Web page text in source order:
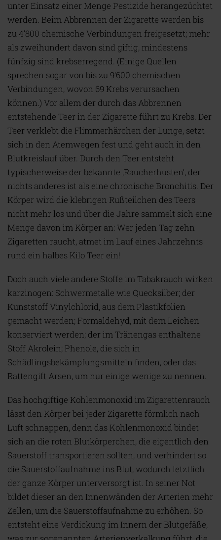
unter Einsatz einer Menge Pestizide herangezüchtet
werden. Beim Abbrennen der Zigarette werden bis
zu 4‘800 chemische Verbindungen freigesetzt; mehr
als zweihundert davon sind giftig, mindestens
fünfzig sind krebserregend. (Einige Quellen
sprechen sogar von bis zu 9‘600 chemischen
Verbindungen, wovon 69 Krebs verursachen
können.) Vor allem der durch das Abbrennen
entstehende Teer in der Zigarette führt zu Krebs. Der
Teer verklebt die Flimmerhärchen der Lunge, setzt
sich in den Atemwegen fest und geht auch in den
Blutkreislauf über. Durch den Teer entsteht
typischerweise der bekannte ‚Raucherhusten‘, der
nichts anderes ist als eine chronische Bronchitis. Der
Körper wird die klebrigen Rußteilchen des Teers
nicht mehr los und über die Jahre sammelt sich eine
Menge davon im Körper an: Wer jeden Tag zehn
Zigaretten raucht, atmet im Lauf eines Jahrzehnts
rund ein halbes Kilo Teer ein!
Doch auch viele andere Stoffe im Tabakrauch wirken
karzinogen: Schwermetalle wie Quecksilber; der
Kunststoff Vinylchlorid, aus dem Plastikfolien
gemacht werden; Formaldehyd, mit dem Leichen
konserviert werden; der im Tränengas enthaltene
Stoff Akrolein; Phenole, die sich in
Schädlingsbekämpfungsmitteln finden, oder das
Rattengift Arsen, um nur einige wenige zu nennen.
Das hochgiftige Kohlenmonoxid im Zigarettenrauch
lässt den Körper bei jeder Zigarette förmlich nach
Luft schnappen, denn das Kohlenmonoxid bindet
sich an die roten Blutkörperchen, die eigentlich den
Sauerstoff transportieren sollten, und verhindert so
die Sauerstoffaufnahme ins Blut, wodurch letztlich
der ganze Körper unterversorgt ist. In seiner Not
bildet dieser an den Innenwänden der Arterien mehr
Zellen, um die Sauerstoffaufnahme zu erhöhen. So
entsteht eine Verdickung im Innern der Blutgefäße,